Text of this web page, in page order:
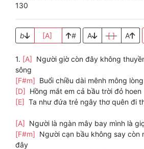
130
b [A] # A [ ] A
1. [A] Người giờ còn đây không
sông
[F#m] Buổi chiều dài mênh mông
[D] Hồng mắt em cả bầu trời đỏ hoen
[E] Ta như đứa trẻ ngây thơ quên đi
[A] Người là ngàn mây bay mình là
[F#m] Người cạn bầu không say còn
đây